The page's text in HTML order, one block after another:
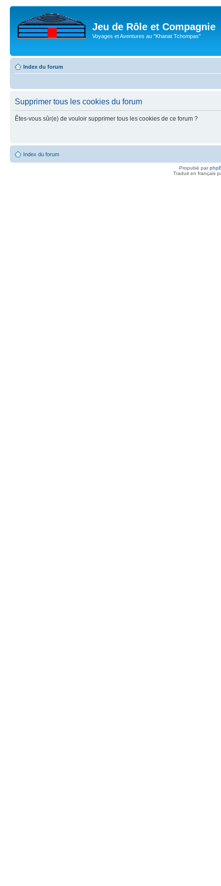
Jeu de Rôle et Compagnie
Voyages et Aventures au "Khanat Tchompas"
Index du forum
Supprimer tous les cookies du forum
Êtes-vous sûr(e) de vouloir supprimer tous les cookies de ce forum ?
Index du forum
Propulsé par
Traduit en français